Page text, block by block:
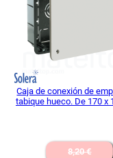
Caja de conexión de
tabique hueco. De 170 x
8,20€